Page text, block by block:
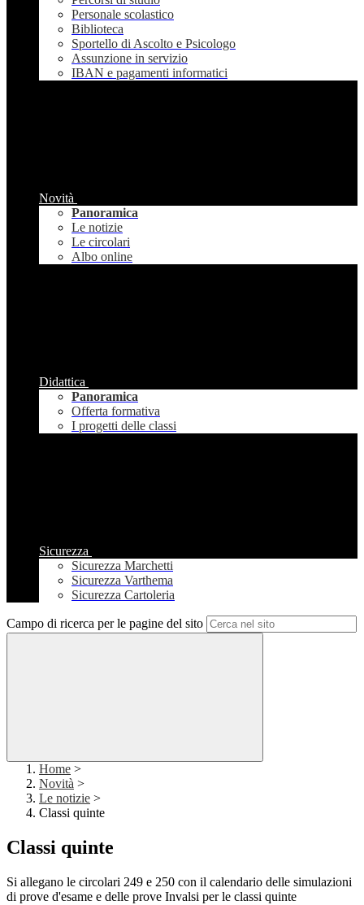
Personale scolastico
Biblioteca
Sportello di Ascolto e Psicologo
Assunzione in servizio
IBAN e pagamenti informatici
Novità
Panoramica
Le notizie
Le circolari
Albo online
Didattica
Panoramica
Offerta formativa
I progetti delle classi
Sicurezza
Sicurezza Marchetti
Sicurezza Varthema
Sicurezza Cartoleria
Campo di ricerca per le pagine del sito
Home >
Novità >
Le notizie >
Classi quinte
Classi quinte
Si allegano le circolari 249 e 250 con il calendario delle simulazioni
di prove d'esame e delle prove Invalsi per le classi quinte